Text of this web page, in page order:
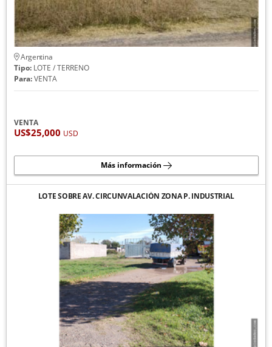
Argentina
Tipo:LOTE / TERRENO
Para:VENTA
VENTA
US$25,000 USD
Más información
LOTE SOBRE AV. CIRCUNVALACIÓN ZONA P. INDUSTRIAL